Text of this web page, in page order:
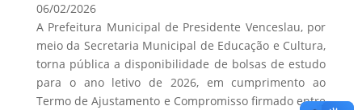
06/02/2026
A Prefeitura Municipal de Presidente Venceslau, por
meio da Secretaria Municipal de Educação e Cultura,
torna pública a disponibilidade de bolsas de estudo
para o ano letivo de 2026, em cumprimento ao
Termo de Ajustamento e Compromisso firmado entre